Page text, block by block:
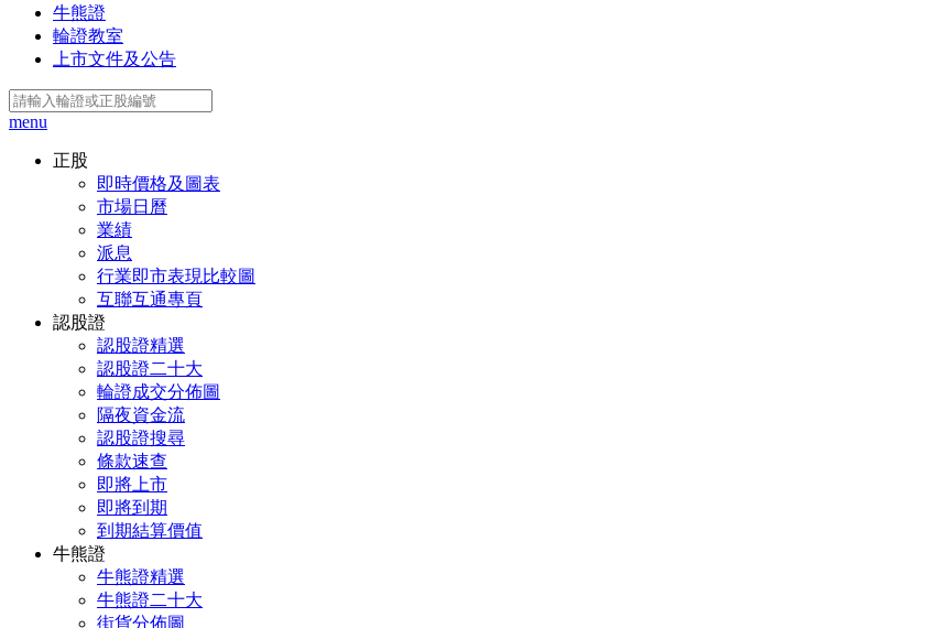
牛熊證
輪證教室
上市文件及公告
menu
正股
即時價格及圖表
市場日曆
業績
派息
行業即市表現比較圖
互聯互通專頁
認股證
認股證精選
認股證二十大
輪證成交分佈圖
隔夜資金流
認股證搜尋
條款速查
即將上市
即將到期
到期結算價值
牛熊證
牛熊證精選
牛熊證二十大
街貨分佈圖